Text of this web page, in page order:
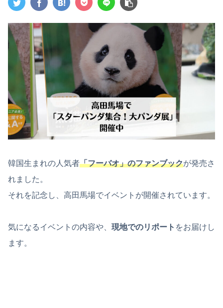
韓国生まれの人気者「フーバオ」のファンブックが発売さ
れました。
それを記念し、高田馬場でイベントが開催されています。
気になるイベントの内容や、 現地でのリポート をお届けし
ます。